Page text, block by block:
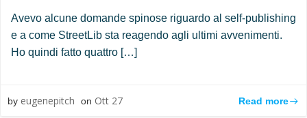
Avevo alcune domande spinose riguardo al self-publishing
e a come StreetLib sta reagendo agli ultimi avvenimenti.
Ho quindi fatto quattro […]
by eugenepitch on Ott 27 Read more